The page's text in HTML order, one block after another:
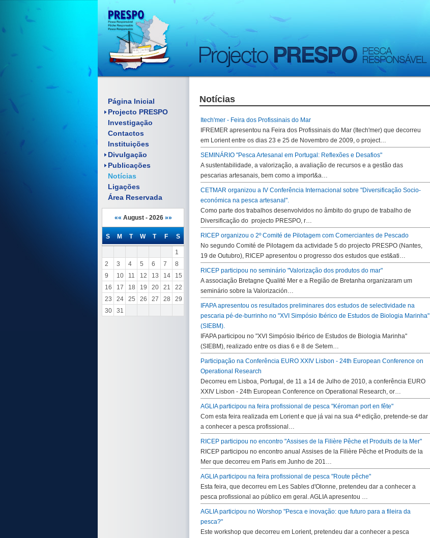
Página Inicial
Projecto PRESPO
Enquadramento
Objectivos
Investigação
Contactos
Instituições
Divulgação
Pósteres
Folhetos
Material Promocional
Reuniões
Publicações
Artigos científicos
Relatórios
Comunicações
Pósteres
Manuais
Documentos
Notícias
Ligações
Área Reservada
«« August - 2026 »»
S M T W T F S
1
2
3 4 5 6 7
8
9
10 11 12 13 14
15
16
17 18 19 20 21
22
23
24 25 26 27 28
29
30
31
Notícias
Itech'mer - Feira dos Profissinais do Mar
IFREMER apresentou na Feira dos Profissinais do Mar (Itech'mer) que decorreu
em Lorient entre os dias 23 e 25 de Novembro de 2009, o project…
SEMINÁRIO "Pesca Artesanal em Portugal: Reflexões e Desafios"
A sustentabilidade, a valorização, a avaliação de recursos e a gestão das
pescarias artesanais, bem como a import&a…
CETMAR organizou a IV Conferência Internacional sobre "Diversificação Socio-
económica na pesca artesanal".
Como parte dos trabalhos desenvolvidos no âmbito do grupo de trabalho de
Diversificação do projecto PRESPO, r…
RICEP organizou o 2º Comité de Pilotagem com Comerciantes de Pescado
No segundo Comité de Pilotagem da actividade 5 do projecto PRESPO (Nantes,
19 de Outubro), RICEP apresentou o progresso dos estudos que est&ati…
RICEP participou no seminário "Valorização dos produtos do mar"
A associação Bretagne Qualité Mer e a Região de Bretanha organizaram um
seminário sobre la Valorización…
IFAPA apresentou os resultados preliminares dos estudos de selectividade na
pescaria pé-de-burrinho no "XVI Simpósio Ibérico de Estudos de Biologia Marinha"
(SIEBM).
IFAPA participou no "XVI Simpósio Ibérico de Estudos de Biologia Marinha"
(SIEBM), realizado entre os dias 6 e 8 de Setem…
Participação na Conferência EURO XXIV Lisbon - 24th European Conference on
Operational Research
Decorreu em Lisboa, Portugal, de 11 a 14 de Julho de 2010, a conferência EURO
XXIV Lisbon - 24th European Conference on Operational Research, or…
AGLIA participou na feira profissional de pesca "Kéroman port en fête"
Com esta feira realizada em Lorient e que já vai na sua 4ª edição, pretende-se dar
a conhecer a pesca profissional…
RICEP participou no encontro "Assises de la Filière Pêche et Produits de la Mer"
RICEP participou no encontro anual Assises de la Filière Pêche et Produits de la
Mer que decorreu em Paris em Junho de 201…
AGLIA participou na feira profissional de pesca "Route pêche"
Esta feira, que decorreu em Les Sables d'Olonne, pretendeu dar a conhecer a
pesca profissional ao público em geral. AGLIA apresentou …
AGLIA participou no Worshop "Pesca e inovação: que futuro para a fileira da
pesca?"
Este workshop que decorreu em Lorient, pretendeu dar a conhecer a pesca